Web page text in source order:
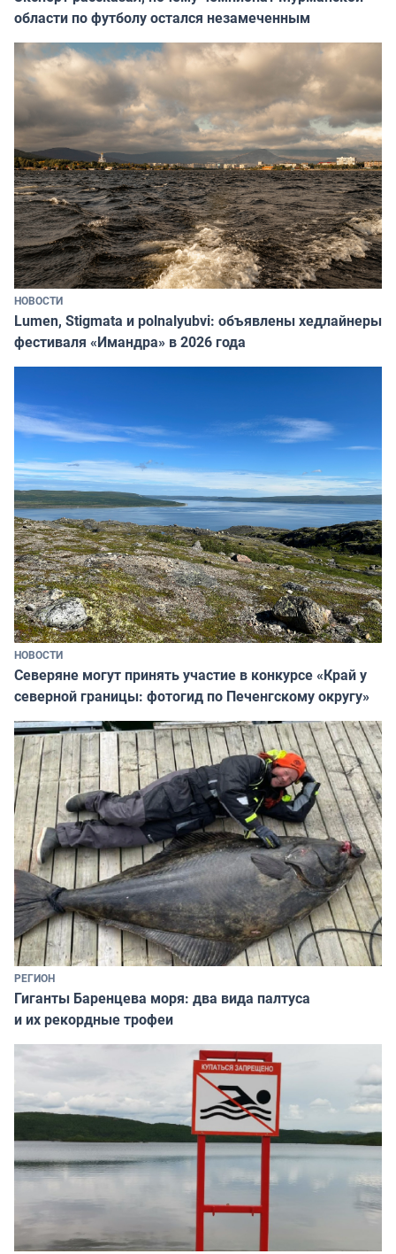
области по футболу остался незамеченным
НОВОСТИ
Lumen, Stigmata и polnalyubvi: объявлены хедлайнеры
фестиваля «Имандра» в 2026 года
НОВОСТИ
Северяне могут принять участие в конкурсе «Край у
северной границы: фотогид по Печенгскому округу»
РЕГИОН
Гиганты Баренцева моря: два вида палтуса
и их рекордные трофеи